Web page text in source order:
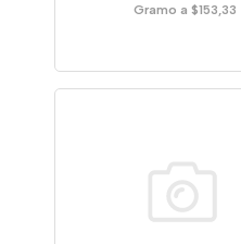
Gramo a $153,33